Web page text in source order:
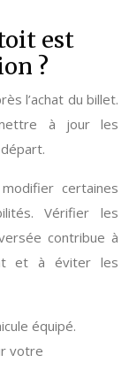
est
?
l’achat du billet.
à jour les
certaines
Vérifier les
contribue à
et à éviter les
équipé.
votre